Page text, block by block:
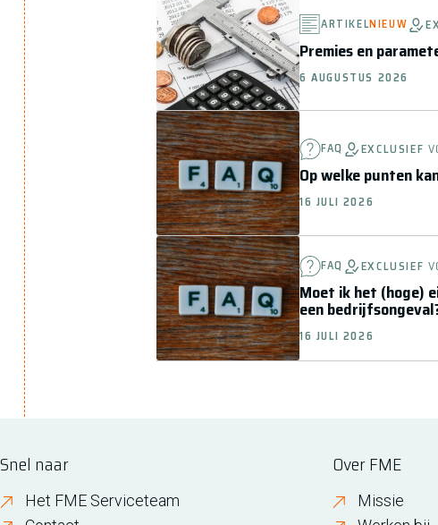
ARTIKELNIEUW
Premies en
6 AUGUSTUS 2026
FAQ EXCLUSIEF
Op welke punten
16 JULI 2026
FAQ EXCLUSIEF
Moet ik het (hoge)
een
16 JULI 2026
Snel naar
Het FME Serviceteam
Over FME
Missie